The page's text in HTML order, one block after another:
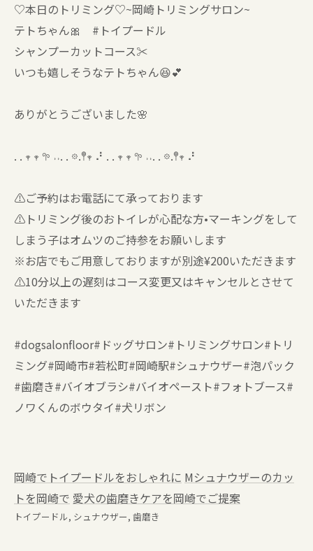
♡本日のトリミング♡⁠~岡崎トリミングサロン~
テトちゃん🎀 #トイプードル
シャンプーカットコース✂️
いつも嬉しそうなテトちゃん😆💕
ありがとうございました🌸
. . 𖥧 𖥧 𖧧 ˒˒. . 𖡼.𖤣𖥧 ⠜ . . 𖥧 𖥧 𖧧 ˒˒. . 𖡼.𖤣𖥧 ⠜
⚠️ご予約はお電話にて承っております
⚠️トリミング後のおトイレが心配な方•マーキングをして
しまう子はオムツのご持参をお願いします
※お店でもご用意しておりますが別途¥200いただきます
⚠️10分以上の遅刻はコース変更又はキャンセルとさせて
いただきます
#dogsalonfloor#ドッグサロン#トリミングサロン#トリ
ミング#岡崎市#若松町#岡崎駅#シュナウザー#泡パック
#歯磨き#バイオブラシ#バイオペースト#フォトブース#
ノワくんのボウタイ#犬リボン
岡崎でトイプードルをおしゃれに Mシュナウザーのカッ
トを岡崎で 愛犬の歯磨きケアを岡崎でご提案
トイプードル シュナウザー 歯磨き